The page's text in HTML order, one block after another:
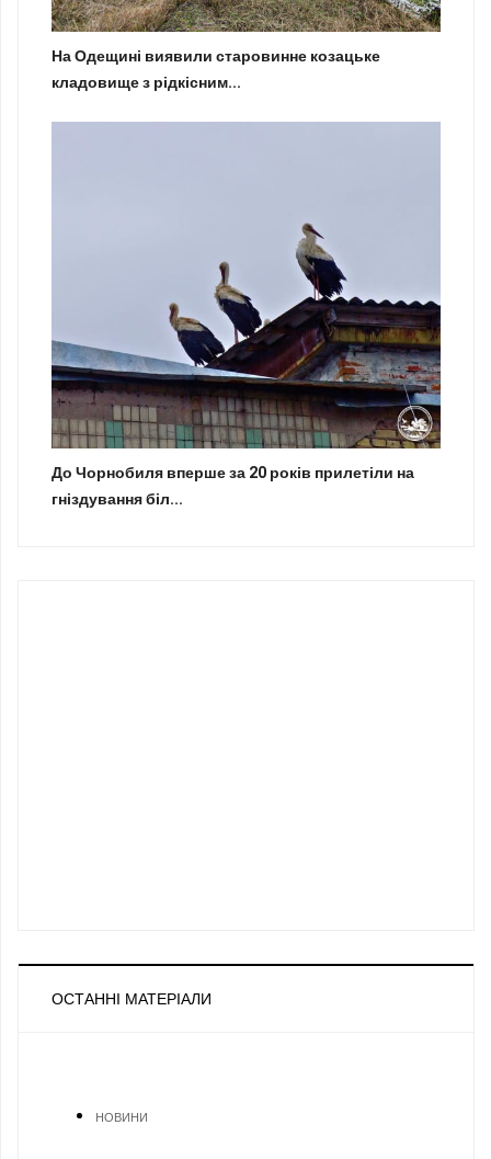
На Одещині виявили старовинне козацьке
кладовище з рідкісним...
До Чорнобиля вперше за 20 років прилетіли на
гніздування біл...
ОСТАННІ МАТЕРІАЛИ
НОВИНИ